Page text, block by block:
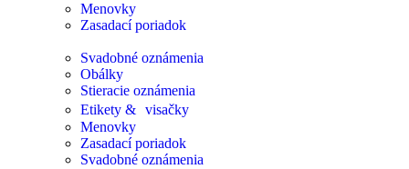
Menovky
Zasadací poriadok
Svadobné oznámenia
Obálky
Stieracie oznámenia
Etikety & visačky
Menovky
Zasadací poriadok
Svadobné oznámenia